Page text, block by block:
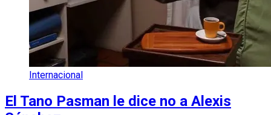
Internacional
El Tano Pasman le dice no a Alexis